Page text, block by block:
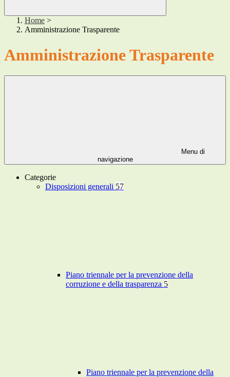
Home >
Amministrazione Trasparente
Amministrazione Trasparente
Menu di
navigazione
Categorie
Disposizioni generali 57
Piano triennale per la prevenzione della
corruzione e della trasparenza 5
Piano triennale per la prevenzione della